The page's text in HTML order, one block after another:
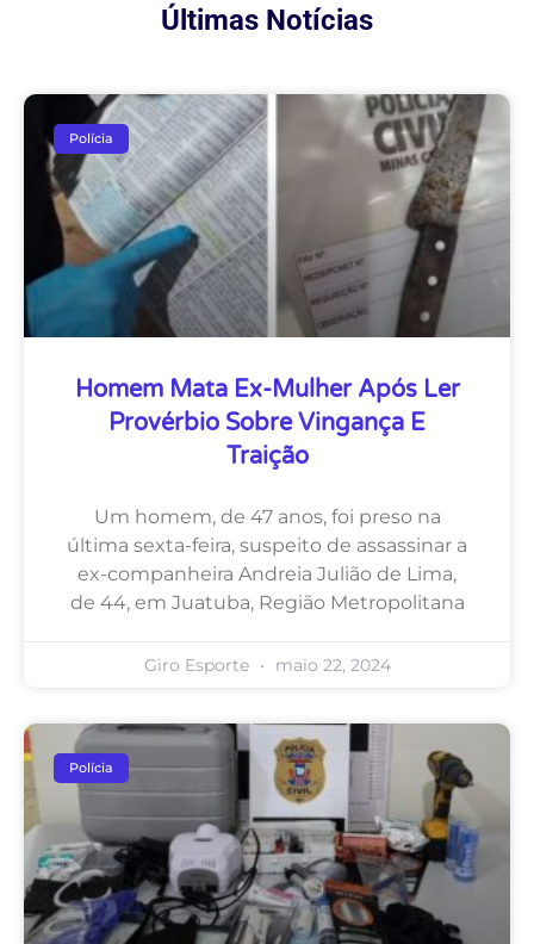
Últimas Notícias
Polícia
Homem Mata Ex-Mulher Após Ler
Provérbio Sobre Vingança E
Traição
Um homem, de 47 anos, foi preso na
última sexta-feira, suspeito de assassinar a
ex-companheira Andreia Julião de Lima,
de 44, em Juatuba, Região Metropolitana
Giro Esporte maio 22, 2024
Polícia